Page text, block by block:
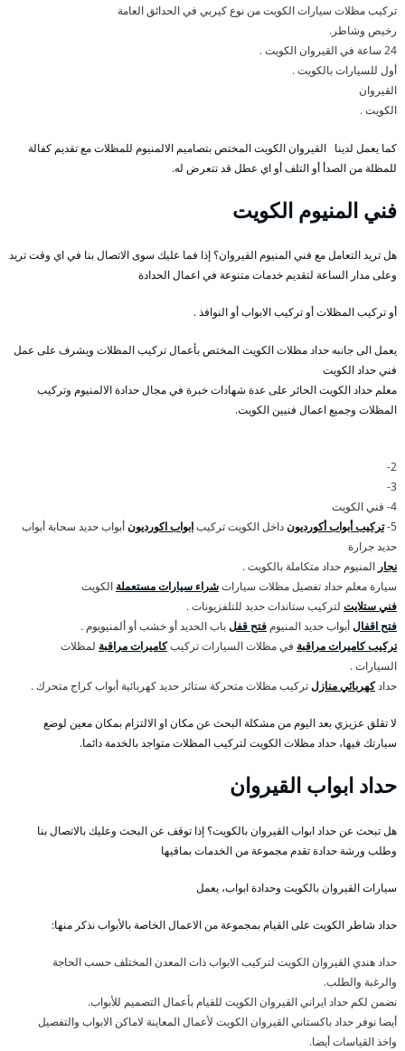
تركيب مظلات سيارات الكويت من نوع كيربي في الحدائق العامة
رخيص وشاطر.
24 ساعة في القيروان الكويت .
أول للسيارات بالكويت .
القيروان
الكويت .
كما يعمل لدينا القيروان الكويت المختص بتصاميم الالمنيوم للمظلات مع تقديم كفالة
للمظلة من الصدأ أو التلف أو اي عطل قد تتعرض له.
فني المنيوم الكويت
هل تريد التعامل مع فني المنيوم القيروان؟ إذا فما عليك سوى الاتصال بنا في اي وقت تريد
وعلى مدار الساعة لتقديم خدمات متنوعة في اعمال الحدادة
أو تركيب المظلات أو تركيب الابواب أو النوافذ .
يعمل الى جانبه حداد مظلات الكويت المختص بأعمال تركيب المظلات ويشرف على عمل
فني حداد الكويت
معلم حداد الكويت الحائر على عدة شهادات خبرة في مجال حدادة الالمنيوم وتركيب
المظلات وجميع اعمال فنيين الكويت.
2-
3-
4- فني الكويت
5- تركيب أبواب أكورديونداخل الكويت تركيبابواب اكورديونأبواب حديد سحابة أبواب
حديد جرارة
نجار المنيوم حداد متكاملة بالكويت .
سيارة معلم حداد تفصيل مظلات سياراتشراء سيارات مستعملة الكويت
فني ستلايت لتركيب ستاندات حديد للتلفزيونات .
فتح اقفالأبواب حديد المنيوم فتح قفلباب الحديد أو خشب أو ألمنيويوم .
تركيب كاميرات مراقبة في مظلات السيارات تركيبكاميرات مراقبة لمظلات
السيارات .
حدادكهربائي منازلتركيب مظلات متحركة ستائر حديد كهربائية أبواب كراج متحرك .
لا تقلق عزيزي بعد اليوم من مشكلة البحث عن مكان او الالتزام بمكان معين لوضع
سيارتك فيها، حداد مظلات الكويت لتركيب المظلات متواجد بالخدمة دائما.
حداد ابواب القيروان
هل تبحث عن حداد ابواب القيروان بالكويت؟ إذا توقف عن البحث وعليك بالاتصال بنا
وطلب ورشة حدادة تقدم مجموعة من الخدمات بماقيها
سيارات القيروان بالكويت وحدادة ابواب، يعمل
حداد شاطر الكويت على القيام بمجموعة من الاعمال الخاصة بالأبواب نذكر منها:
حداد هندي القيروان الكويت لتركيب الابواب ذات المعدن المختلف حسب الحاجة
والرغبة والطلب.
نضمن لكم حداد ايراني القيروان الكويت للقيام بأعمال التصميم للأبواب.
أيضا نوفر حداد باكستاني القيروان الكويت لأعمال المعاينة لاماكن الابواب والتفصيل
واخذ القياسات أيضا.